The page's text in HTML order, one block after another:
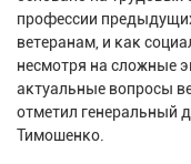
профессии
ветеранам, и как
несмотря на сложные
актуальные вопросы
отметил генеральный
Тимошенко.